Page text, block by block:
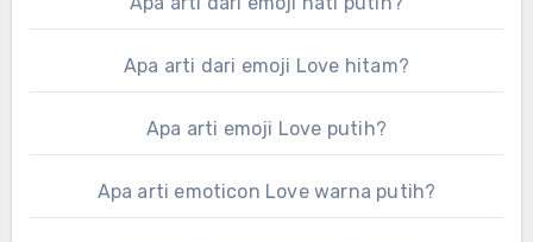
Apa arti dari emoji Love hitam?
Apa arti emoji Love putih?
Apa arti emoticon Love warna putih?